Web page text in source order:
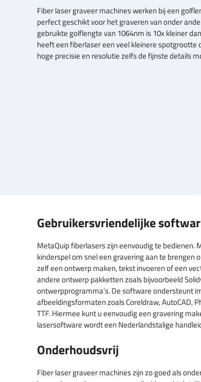
Fiber laser graveer machines werken bij een
perfect geschikt voor het graveren van onder
gebruikte golflengte van 1064nm is 10x kleiner
heeft een fiberlaser een veel kleinere spotgrootte
hoge precisie en resolutie zelfs de fijnste details
Gebruikersvriendelijke
MetaQuip fiberlasers zijn eenvoudig te
kinderspel om snel een gravering aan te brengen
zelf een ontwerp maken, tekst invoeren of een
andere ontwerp pakketten zoals bijvoorbeeld
ontwerpprogramma’s. De software ondersteunt
afbeeldingsformaten zoals Coreldraw, AutoCAD,
TTF. Hiermee kunt u eenvoudig een gravering
lasersoftware wordt een Nederlandstalige
Onderhoudsvrij
Fiber laser graveer machines zijn zo goed als